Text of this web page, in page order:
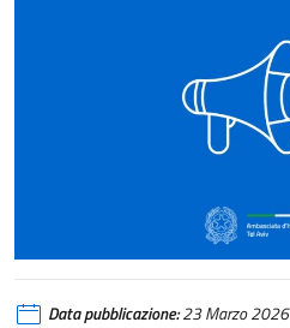
Data pubblicazione:23 Marzo 2026